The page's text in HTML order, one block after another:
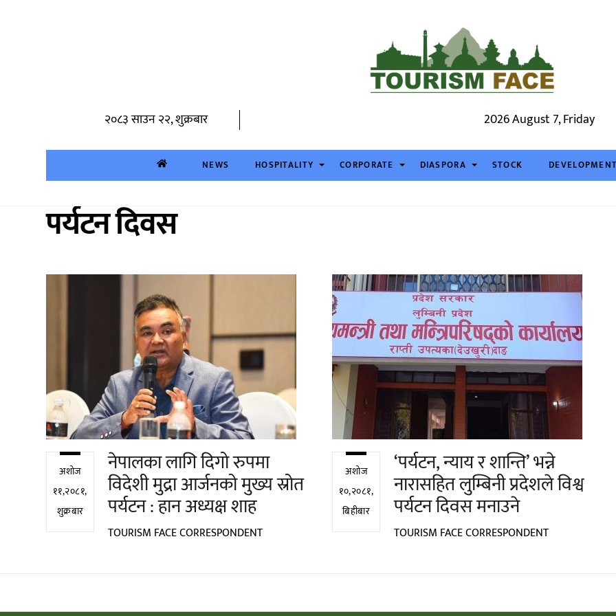
२०८३ साउन २२, शुक्रबार 2026 August 7, Friday
NEWS HOSPITALITY CORPORATE DIASPORA STOCK DEVELOPMENT
पर्यटन दिवस
अशोज
११,२०८१,
शुक्रबार
नेपालका लागि दिगो रुपमा
विदेशी मुद्रा आर्जनको मुख्य स्रोत
पर्यटन : हान अध्यक्ष शाह
TOURISM FACE CORRESPONDENT
अशोज
१०,२०८१,
बिहीबार
‘पर्यटन, न्याय र शान्ति’ भन्ने
नारासहित लुम्बिनी प्रदेशले विश्व
पर्यटन दिवस मनाउने
TOURISM FACE CORRESPONDENT